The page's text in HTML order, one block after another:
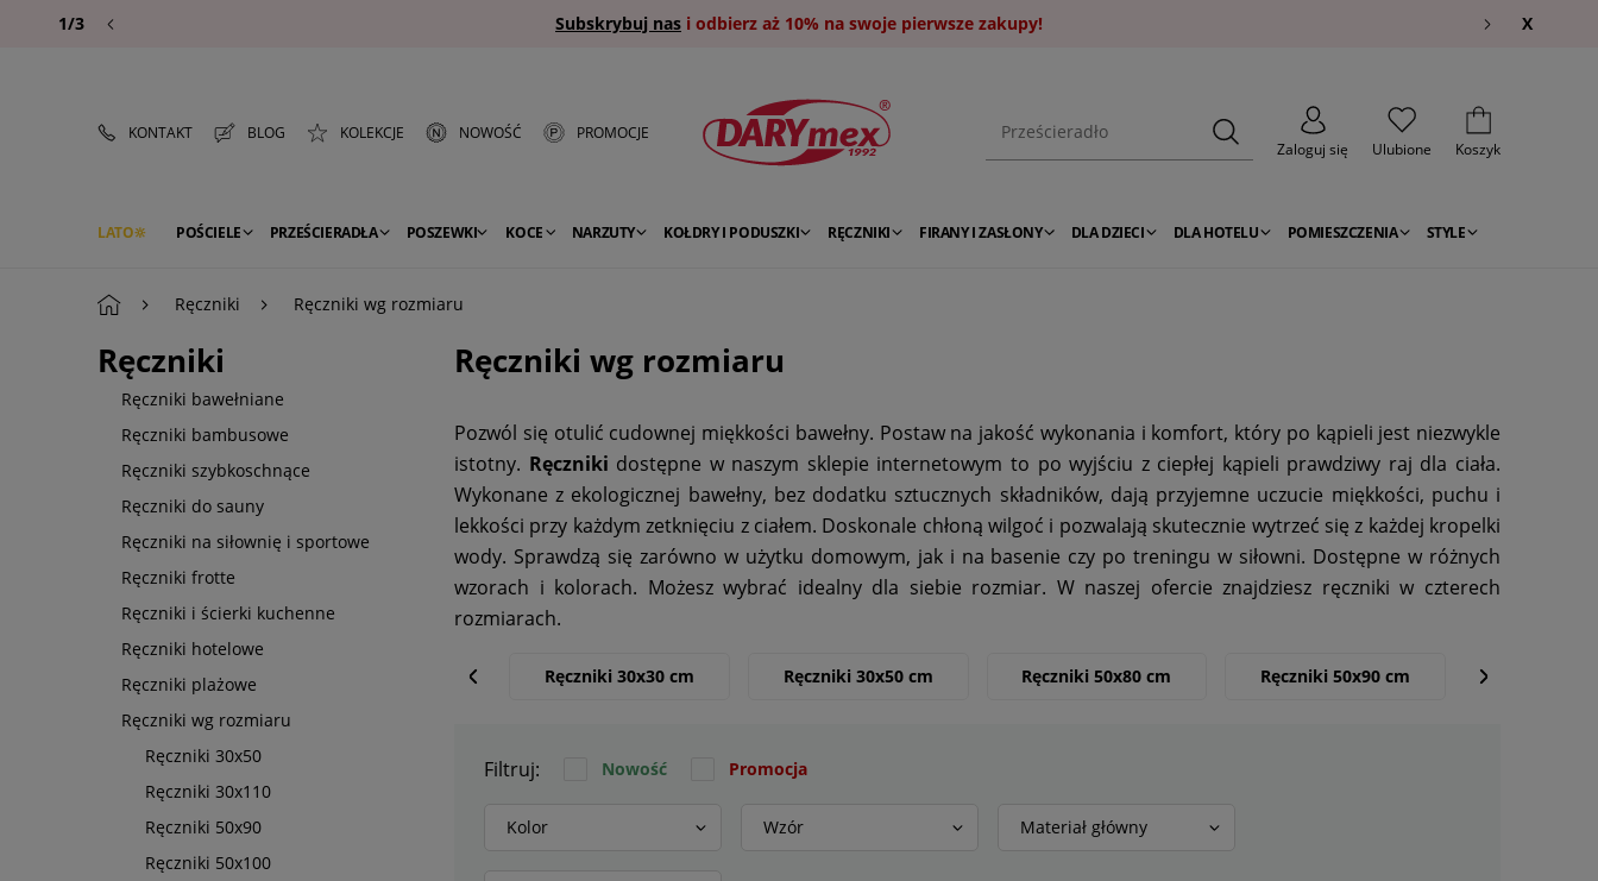
Subskrybuj nas i odbierz aż 10% na swoje pierwsze zakupy!
1/3 X
KONTAKT BLOG KOLEKCJE NOWOŚĆ
PROMOCJE
Zaloguj się
Ulubione Koszyk
LATO POŚCIELE PRZEŚCIERADŁA POSZEWKI KOCE NARZUTY KOŁDRY I PODUSZKI RĘCZNIKI FIRANY I ZASŁONY DLA DZIECI DLA HOTELU POMIESZCZENIA STYLE
Ręczniki Ręczniki wg rozmiaru
Ręczniki
Ręczniki bawełniane
Ręczniki bambusowe
Ręczniki szybkoschnące
Ręczniki do sauny
Ręczniki na siłownię i sportowe
Ręczniki frotte
Ręczniki i ścierki kuchenne
Ręczniki hotelowe
Ręczniki plażowe
Ręczniki wg rozmiaru
Ręczniki 30x50
Ręczniki 30x110
Ręczniki 50x90
Ręczniki 50x100
Ręczniki wg rozmiaru
Pozwól się otulić cudownej miękkości bawełny. Postaw na jakość wykonania i komfort, który po kąpieli jest niezwykle
istotny. Ręczniki dostępne w naszym sklepie internetowym to po wyjściu z ciepłej kąpieli prawdziwy raj dla ciała.
Wykonane z ekologicznej bawełny, bez dodatku sztucznych składników, dają przyjemne uczucie miękkości, puchu i
lekkości przy każdym zetknięciu z ciałem. Doskonale chłoną wilgoć i pozwalają skutecznie wytrzeć się z każdej kropelki
wody. Sprawdzą się zarówno w użytku domowym, jak i na basenie czy po treningu w siłowni. Dostępne w różnych
wzorach i kolorach. Możesz wybrać idealny dla siebie rozmiar. W naszej ofercie znajdziesz ręczniki w czterech
rozmiarach.
Ręczniki 30x30 cm Ręczniki 30x50 cm Ręczniki 50x80 cm Ręczniki 50x90 cm
Filtruj: Nowość Promocja
Materiał główny
Kolor Wzór